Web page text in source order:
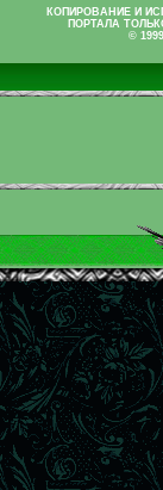
КОПИРОВАНИЕ И
ПОРТАЛА
©